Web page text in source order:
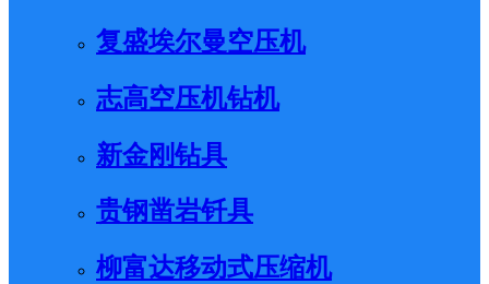
复盛埃尔曼空压机
志高空压机钻机
新金刚钻具
贵钢凿岩钎具
柳富达移动式压缩机